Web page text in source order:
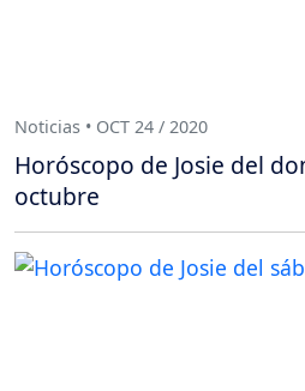
Noticias • OCT 24 / 2020
Horóscopo de Josie del
octubre